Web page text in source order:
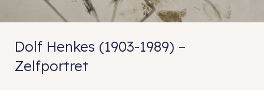
Dolf Henkes (1903-1989) –
Zelfportret